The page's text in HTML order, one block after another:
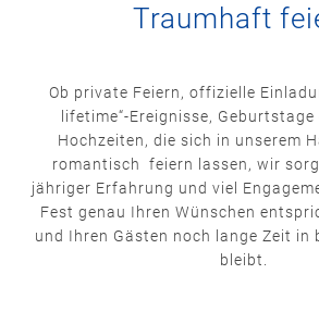
Traumhaft
Ob private Feiern, offizielle
lifetime“-Ereignisse,
Hochzeiten, die sich in unserem
romantisch feiern lassen, wir
jähriger Erfahrung und viel
Fest genau Ihren Wünschen
und Ihren Gästen noch lange Zeit in
bleibt.